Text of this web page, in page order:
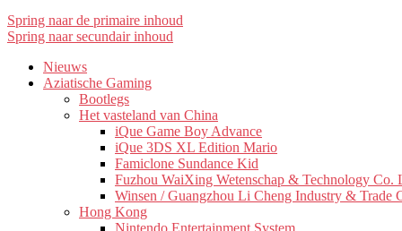
Spring naar de primaire inhoud
Spring naar secundair inhoud
Nieuws
Aziatische Gaming
Bootlegs
Het vasteland van China
iQue Game Boy Advance
iQue 3DS XL Edition Mario
Famiclone Sundance Kid
Fuzhou WaiXing Wetenschap & Technology Co.
Winsen / Guangzhou Li Cheng Industry & Trade
Hong Kong